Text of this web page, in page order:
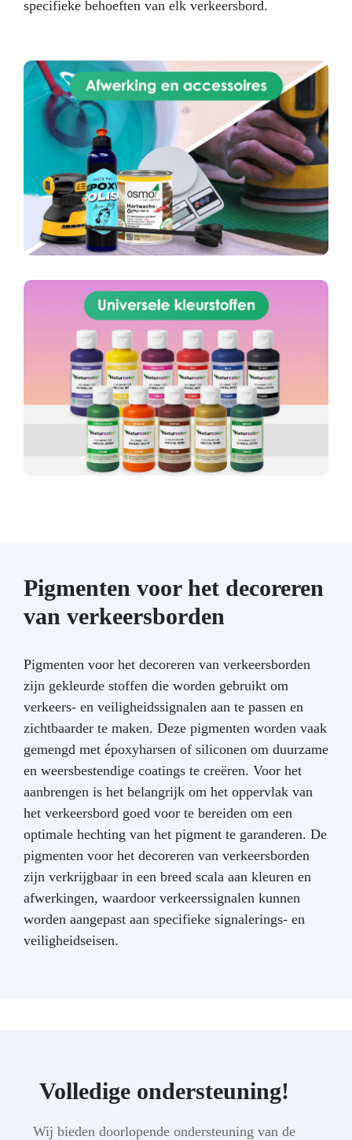
specifieke behoeften van elk verkeersbord.
Pigmenten voor het decoreren
van verkeersborden
Pigmenten voor het decoreren van verkeersborden
zijn gekleurde stoffen die worden gebruikt om
verkeers- en veiligheidssignalen aan te passen en
zichtbaarder te maken. Deze pigmenten worden vaak
gemengd met époxyharsen of siliconen om duurzame
en weersbestendige coatings te creëren. Voor het
aanbrengen is het belangrijk om het oppervlak van
het verkeersbord goed voor te bereiden om een
optimale hechting van het pigment te garanderen. De
pigmenten voor het decoreren van verkeersborden
zijn verkrijgbaar in een breed scala aan kleuren en
afwerkingen, waardoor verkeerssignalen kunnen
worden aangepast aan specifieke signalerings- en
veiligheidseisen.
Volledige ondersteuning!
Wij bieden doorlopende ondersteuning van de